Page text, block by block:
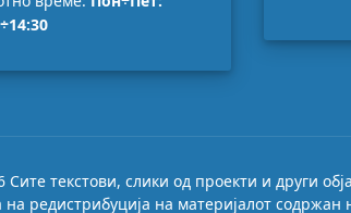
Сите текстови, слики од проекти и други
редистрибуција на материјалот